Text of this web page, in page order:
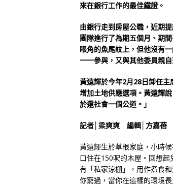
來在銀行工作的最佳鐵證。
由銀行走到房屋公職，近期
團隊進行了為期五個月、期
眼角的魚尾紋上，但他沒有
一一參與，又與其他委員親
黃遠輝於今年2月28日卸任
增加土地供應選項。黃遠輝
於還社會一個公道。」
記者│梁爽爽 編輯│方嘉蓓
黃遠輝生於草根家庭，小時
口住在150呎的木屋。回想
有「私家涼棚」，用作煮食
你窮過，當你在這樣的環境